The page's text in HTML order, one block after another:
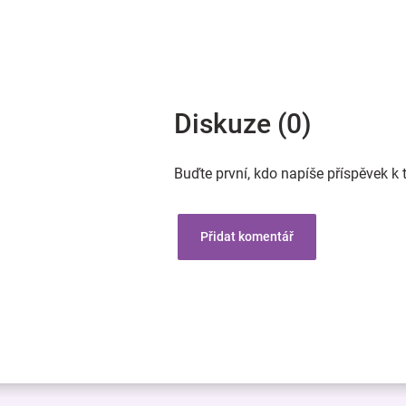
Diskuze (0)
Buďte první, kdo napíše příspěvek k
Přidat komentář
Z